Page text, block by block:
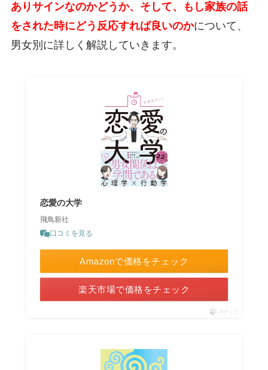
ありサインなのかどうか、そして、もし家族の話
をされた時にどう反応すれば良いのかについて、
男女別に詳しく解説していきます。
恋愛の大学
飛鳥新社
口コミを見る
Amazonで価格をチェック
楽天市場で価格をチェック
ポチップ